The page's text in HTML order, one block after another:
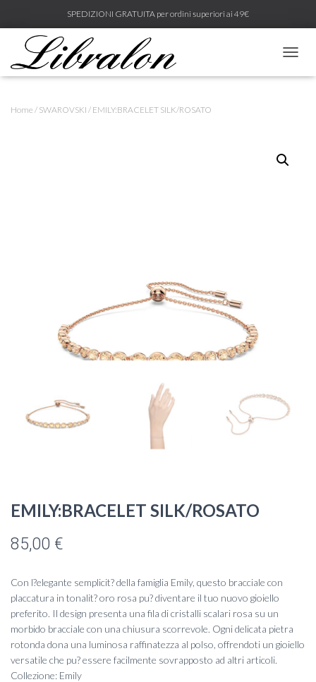
SPEDIZIONI GRATUITA per ordini superiori ai 49€
A
Home / SWAROVSKI / EMILY:BRACELET SILK/ROSATO
EMILY:BRACELET SILK/ROSATO
85,00 €
Con l?elegante semplicit? della famiglia Emily, questo bracciale con
placcatura in tonalit? oro rosa pu? diventare il tuo nuovo gioiello
preferito. Il design presenta una fila di cristalli scalari rosa su un
morbido bracciale con una chiusura scorrevole. Ogni delicata pietra
rotonda dona una luminosa raffinatezza al polso, offrendoti un gioiello
versatile che pu? essere facilmente sovrapposto ad altri articoli.
Collezione: Emily